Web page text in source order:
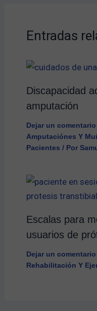
Entradas
Discapacidad
amputación
Dejar un comentario
Amputaciónes Y
Pacientes / Por
Escalas para
usuarios de
Dejar un comentario
Rehabilitación Y